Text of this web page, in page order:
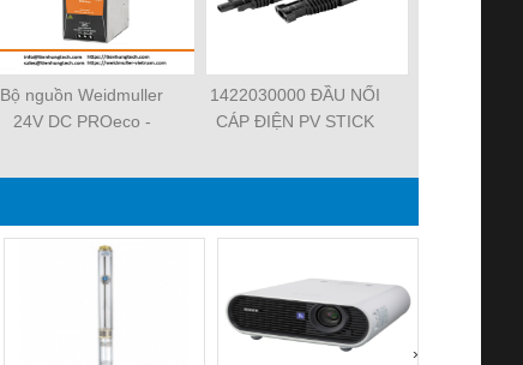
Bộ nguồn Weidmuller
24V DC PROeco -
1422030000 ĐẦU NỐI
CÁP ĐIỆN PV STICK
›